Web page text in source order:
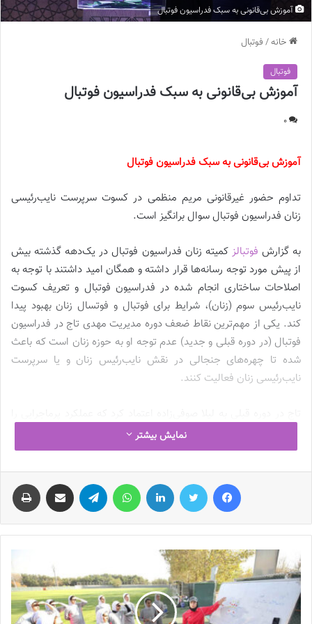
آموزش بی‌قانونی به سبک فدراسیون فوتبال
خانه/ فوتبال
فوتبال
آموزش بی‌قانونی به سبک فدراسیون فوتبال
0
آموزش بی‌قانونی به سبک فدراسیون فوتبال
تداوم حضور غیرقانونی مریم منظمی در کسوت سرپرست نایب‌رئیسی
زنان فدراسیون فوتبال سوال‌ برانگیز است.
به گزارش فوتبالز کمیته زنان فدراسیون فوتبال در یک‌دهه گذشته بیش
از پیش مورد توجه رسانه‌ها قرار داشته و همگان امید داشتند با توجه به
اصلاحات ساختاری انجام شده در فدراسیون فوتبال و تعریف کسوت
نایب‌رئیس سوم (زنان)، شرایط برای فوتبال و فوتسال زنان بهبود پیدا
کند. یکی از مهم‌ترین نقاط ضعف دوره مدیریت مهدی تاج در فدراسیون
فوتبال (در دوره قبلی و جدید) عدم توجه او به حوزه زنان است که باعث
شده تا چهره‌های جنجالی در نقش نایب‌رئیس زنان و یا سرپرست
نایب‌رئیسی زنان فعالیت کنند.
در فدراسیون فوتبال داشت و در بازگشت دوباره‌اش به ساختمان سئول،
مهدی تاج در حالی عهده‌دار مسئولیت ریاست فدراسیون شد که شهره
موسوی به عنوان نایب‌رئیس زنان فدراسیون فوتبال به دلیل مسائل
غیرفوتبالی درگیر پرونده‌ای قضایی شده بود و همین مسئله باعث شد تا
حدود 11 ماه، کمیته زنان در شرایطی نابسامان کار خود را پیش ببرد.
مهدی تاج برای سامان دادن به شرایط حوزه زنان در حکمی، سوم
اسفندماه 1401 مریم منظمی را به عنوان سرپرست نایب‌رئیسی زنان
فدراسیون فوتبال منصوب کرد.
دهن‌کجی آشکار به اساسنامه!
مریم منظمی در شرایطی به عنوان سرپرست نایب‌رئیسی زنان منصوب
نمایش بیشتر